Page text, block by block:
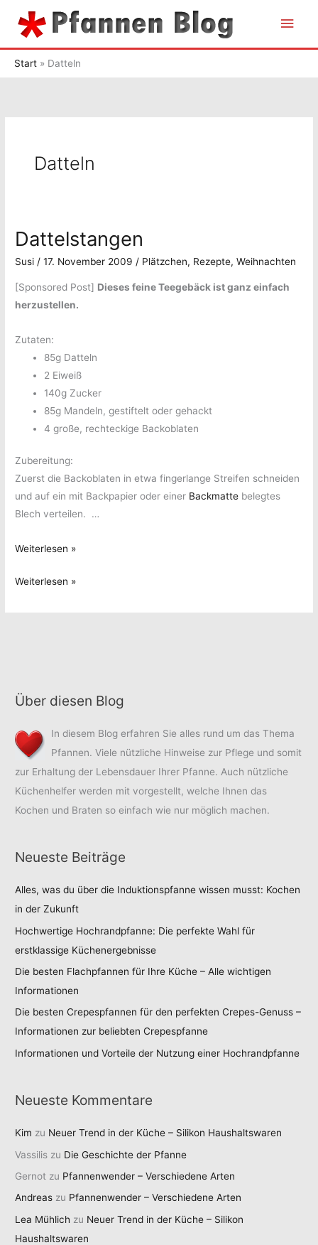
Inhalt
Start Datteln
Datteln
Dattelstangen
Susi /17. November 2009 / Plätzchen, Rezepte,Weihnachten
[Sponsored Post] Dieses feine Teegebäck ist ganz einfach
herzustellen.
Zutaten:
85g Datteln
2 Eiweiß
140g Zucker
85g Mandeln, gestiftelt oder gehackt
4 große, rechteckige Backoblaten
Zubereitung:
Zuerst die Backoblaten in etwa fingerlange Streifen schneiden
und auf ein mit Backpapier oder einer Backmatte belegtes
Blech verteilen. …
Dattelstangen
Weiterlesen »
Dattelstangen
Weiterlesen »
Über diesen Blog
In diesem Blog erfahren Sie alles rund um das Thema
Pfannen. Viele nützliche Hinweise zur Pflege und somit
zur Erhaltung der Lebensdauer Ihrer Pfanne. Auch nützliche
Küchenhelfer werden mit vorgestellt, welche Ihnen das
Kochen und Braten so einfach wie nur möglich machen.
Neueste Beiträge
Alles, was du über die Induktionspfanne wissen musst: Kochen
in der Zukunft
Hochwertige Hochrandpfanne: Die perfekte Wahl für
erstklassige Küchenergebnisse
Die besten Flachpfannen für Ihre Küche – Alle wichtigen
Informationen
Die besten Crepespfannen für den perfekten Crepes-Genuss –
Informationen zur beliebten Crepespfanne
Informationen und Vorteile der Nutzung einer Hochrandpfanne
Neueste Kommentare
Kim zu Neuer Trend in der Küche – Silikon Haushaltswaren
Vassilis zu Die Geschichte der Pfanne
Gernot zu Pfannenwender – Verschiedene Arten
Andreas zu Pfannenwender – Verschiedene Arten
Lea Mühlich zu Neuer Trend in der Küche – Silikon
Haushaltswaren